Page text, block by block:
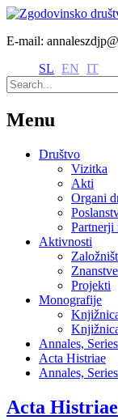
E-mail:
SL EN IT
Menu
Društvo
Vizitka
Akti
Organi
Partnerji
Aktivnosti
Projekti
Monografije
Annales,
Acta Histriae
Annales,
Acta Histriae